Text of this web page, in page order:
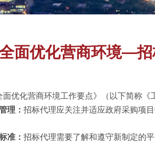
面优化营商环境—招
面优化营商环境工作要点》（以下简称
理： 招标代理应关注并适应政府采购项
准： 招标代理需要了解和遵守新制定的